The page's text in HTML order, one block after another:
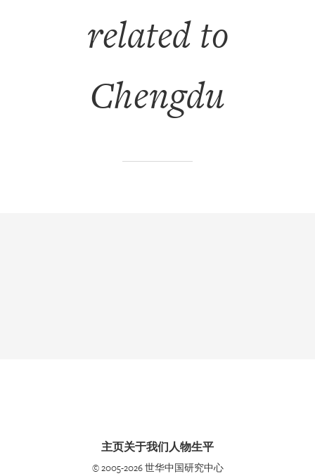
related to
Chengdu
主页关于我们人物生平
© 2005-2026 世华中国研究中心